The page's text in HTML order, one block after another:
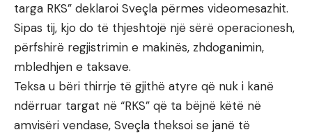
targa RKS” deklaroi Sveçla përmes videomesazhit.
Sipas tij, kjo do të thjeshtojë një sërë operacionesh,
përfshirë regjistrimin e makinës, zhdoganimin,
mbledhjen e taksave.
Teksa u bëri thirrje të gjithë atyre që nuk i kanë
ndërruar targat në “RKS” që ta bëjnë këtë në
amvisëri vendase, Sveçla theksoi se janë të